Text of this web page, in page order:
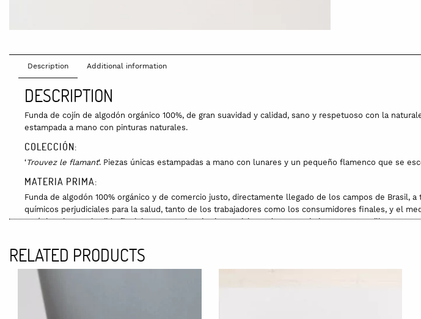
Description Additional information
DESCRIPTION
Funda de cojín de algodón orgánico 100%, de gran suavidad y calidad, sano y respetuoso con la
estampada a mano con pinturas naturales.
COLECCIÓN:
‘Trouvez le flamant‘. Piezas únicas estampadas a mano con lunares y un pequeño flamenco que se
MATERIA PRIMA:
Funda de algodón 100% orgánico y de comercio justo, directamente llegado de los campos de
químicos perjudiciales para la salud, tanto de los trabajadores como los consumidores finales, y el
orgánicas hasta el tejido final, incorporando criterios sociales y de comercio justo. Las semillas no
Los hilos tienen el certificado GOTS, que garantiza respeto al medioambiente y a las personas en
FABRICACIÓN:
La confección es artesanal, local y social. Se realiza en un taller de inserción laboral de Girona.
CUIDADOS:
RELATED PRODUCTS